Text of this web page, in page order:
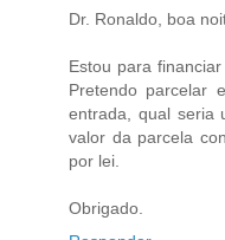
Dr. Ronaldo, boa
Estou para
Pretendo parcelar
entrada, qual seria
valor da parcela
por lei.
Obrigado.